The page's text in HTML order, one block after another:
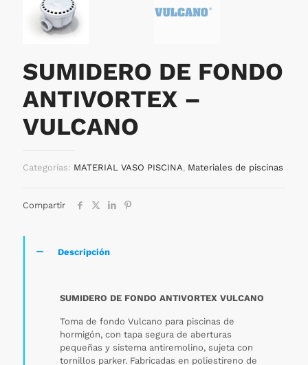
SUMIDERO DE FONDO
ANTIVORTEX –
VULCANO
Categorías: MATERIAL VASO PISCINA, Materiales de piscinas
Compartir
Descripción
SUMIDERO DE FONDO ANTIVORTEX VULCANO
Toma de fondo Vulcano para piscinas de
hormigón, con tapa segura de aberturas
pequeñas y sistema antiremolino, sujeta con
tornillos parker. Fabricadas en poliestireno de